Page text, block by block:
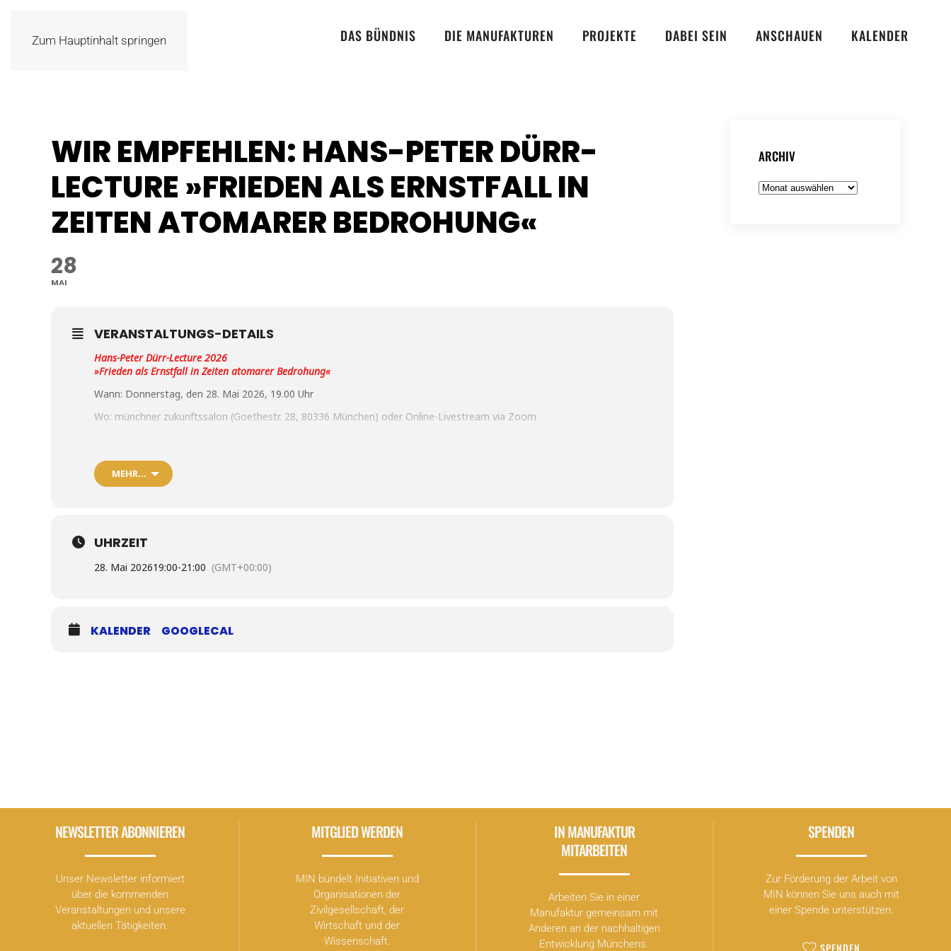
Zum Hauptinhalt springen DAS BÜNDNIS DIE MANUFAKTUREN PROJEKTE DABEI SEIN ANSCHAUEN KALENDER
WIR EMPFEHLEN: HANS-PETER DÜRR-
LECTURE »FRIEDEN ALS ERNSTFALL IN
ZEITEN ATOMARER BEDROHUNG«
28
MAI
VERANSTALTUNGS-DETAILS
Hans-Peter Dürr-Lecture 2026
»Frieden als Ernstfall in Zeiten atomarer Bedrohung«
Wann: Donnerstag, den 28. Mai 2026, 19.00 Uhr
Wo: münchner zukunftssalon (Goethestr. 28, 80336 München) oder Online-Livestream via Zoom
»Nukleare Eskalation und De-Eskalationsmanagement im Ukraine-Krieg«
Podiumsdiskussion
Franza Drechsel
Videobeitrag
Veranstalter: Global Challenges Network e.V., Selbach-Umwelt-Stiftung, oekom e.V., Nuclear Free Future Foundation,
Rosa-Luxemburg-Stiftung
MEHR…
UHRZEIT
28. Mai 202619:00-21:00 (GMT+00:00)
KALENDER GOOGLECAL
ARCHIV
Archiv
NEWSLETTER ABONNIEREN
Unser Newsletter informiert
über die kommenden
Veranstaltungen und unsere
aktuellen Tätigkeiten.
MITGLIED WERDEN
MIN bündelt Initiativen und
Organisationen der
Zivilgesellschaft, der
Wirtschaft und der
Wissenschaft.
IN MANUFAKTUR
MITARBEITEN
Arbeiten Sie in einer
Manufaktur gemeinsam mit
Anderen an der nachhaltigen
Entwicklung Münchens.
SPENDEN
Zur Förderung der Arbeit von
MIN können Sie uns auch mit
einer Spende unterstützen.
SPENDEN